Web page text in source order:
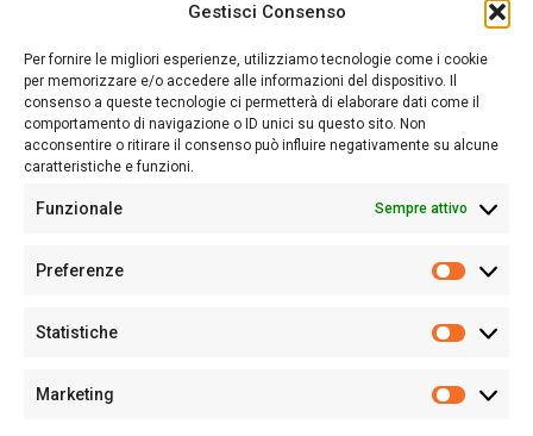
Gestisci Consenso
Per fornire le migliori esperienze, utilizziamo tecnologie come i cookie
per memorizzare e/o accedere alle informazioni del dispositivo. Il
consenso a queste tecnologie ci permetterà di elaborare dati come il
comportamento di navigazione o ID unici su questo sito. Non
acconsentire o ritirare il consenso può influire negativamente su alcune
caratteristiche e funzioni.
Funzionale Sempre attivo
Preferenze
Statistiche
Marketing
Sardegna Ieri-Oggi-Domani nasce per informare “liberamente” i
lettori su quanto accade in Sardegna, con un occhio rivolto al
nostro passato e, soprattutto, al nostro futuro
Follow Us
Sede:Via Cristoforo Colombo 09013 Carbonia
Partita IVA02270380922
128/2020 del 10/02/2020